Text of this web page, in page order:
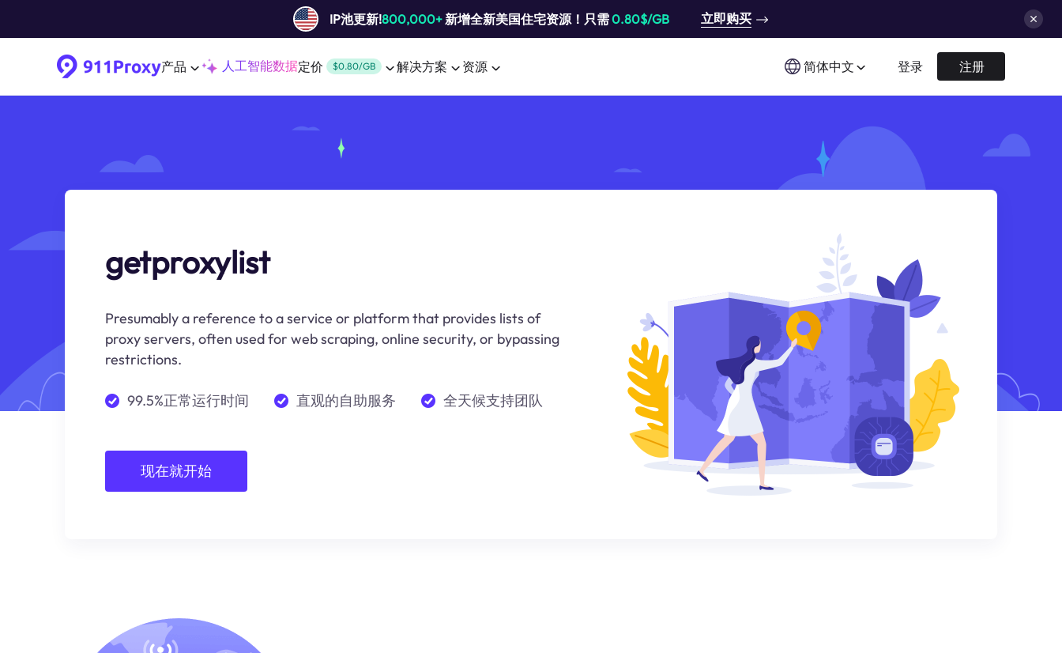
IP池更新!800,000+新增全新美国住宅资源！只需0.80$/GB 立即购买
产品 人工智能数据定价 $0.80/GB 解决方案 资源 简体中文 登录 注册
getproxylist
Presumably a reference to a service or platform that provides lists of
proxy servers, often used for web scraping, online security, or bypassing
restrictions.
99.5%正常运行时间 直观的自助服务 全天候支持团队
现在就开始